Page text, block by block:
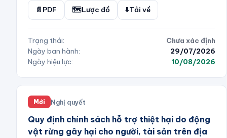
📄 PDF 🗺️Lược đồ ⬇️Tải về
Trạng thái:
Chưa xác định
Ngày ban hành:
29/07/2026
Ngày hiệu lực:
10/08/2026
Mới Nghị quyết
Quy định chính sách hỗ trợ thiệt hại do động
vật rừng gây hại cho người, tài sản trên địa